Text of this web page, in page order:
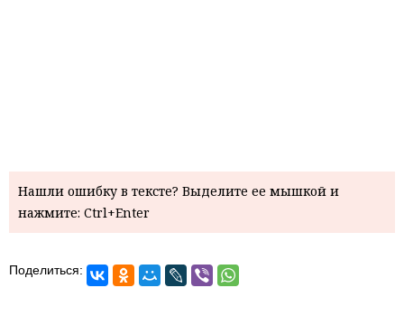
Нашли ошибку в тексте? Выделите ее мышкой и
нажмите: Ctrl+Enter
Поделиться: